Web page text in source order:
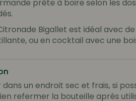
prête à boire selon les
Bigallet est idéal avec
ou en cocktail avec une
un endroit sec et frais, si
refermer la bouteille après